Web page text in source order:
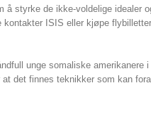
å styrke de ikke-voldelige idealer
ISIS eller kjøpe
unge somaliske
det finnes teknikker som kan